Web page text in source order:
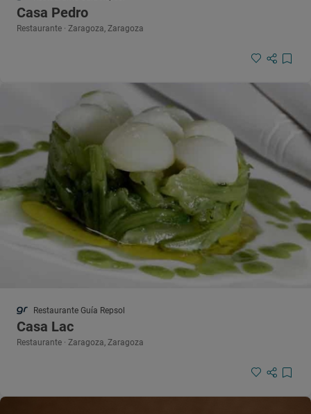
Casa Pedro
Restaurante · Zaragoza, Zaragoza
Restaurante Guía Repsol
Casa Lac
Restaurante · Zaragoza, Zaragoza